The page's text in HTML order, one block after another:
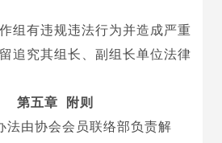
组有违规违法行为并造成严重
追究其组长、副组长单位法律
第五章 附则
法由协会会员联络部负责解